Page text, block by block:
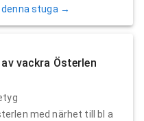
stuga →
vackra Österlen
med närhet till bl a